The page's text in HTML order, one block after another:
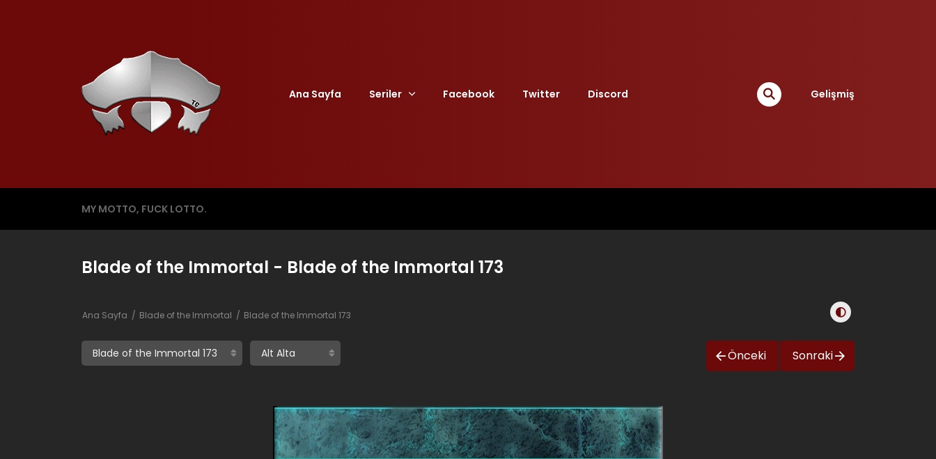
Ana Sayfa Seriler Facebook Twitter Discord Gelişmiş
MY MOTTO, FUCK LOTTO.
Blade of the Immortal - Blade of the Immortal 173
Ana Sayfa Blade of the Immortal Blade of the Immortal 173
Önceki Sonraki